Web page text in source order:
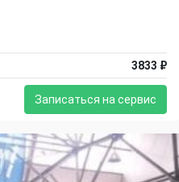
3833 ₽
Записаться на сервис